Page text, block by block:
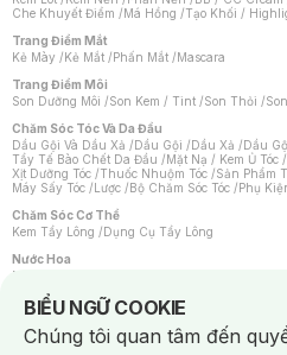
Che Khuyết Điểm /Má Hồng /Tạo Khối /
Trang Điểm Mắt
Kẻ Mày /Kẻ Mắt /Phấn Mắt /Mascara
Trang Điểm Môi
Son Dưỡng Môi /Son Kem / Tint /Son Thỏi /
Chăm Sóc Tóc Và Da Đầu
Dầu Gội Và Dầu Xả /Dầu Gội /Dầu Xả /Dầu
Tẩy Tế Bào Chết Da Đầu /Mặt Nạ / Kem Ủ Tóc /
Xịt Dưỡng Tóc /Thuốc Nhuộm Tóc /Sản Phẩm
Máy Sấy Tóc /Lược /Bộ Chăm Sóc Tóc /Phụ
Chăm Sóc Cơ Thể
Kem Tẩy Lông /Dụng Cụ Tẩy Lông
Nước Hoa
Nước Hoa Nữ
Chăm Sóc Cá Nhân
Chống Muỗi /Khẩu Trang /Máy Massage/Mặt
Sản Phẩm Chăm Sóc Khác /Bàn Chải Đánh
BIỂU NGỮ COOKIE
Notice about cookies usage
Chúng tôi quan tâm đến